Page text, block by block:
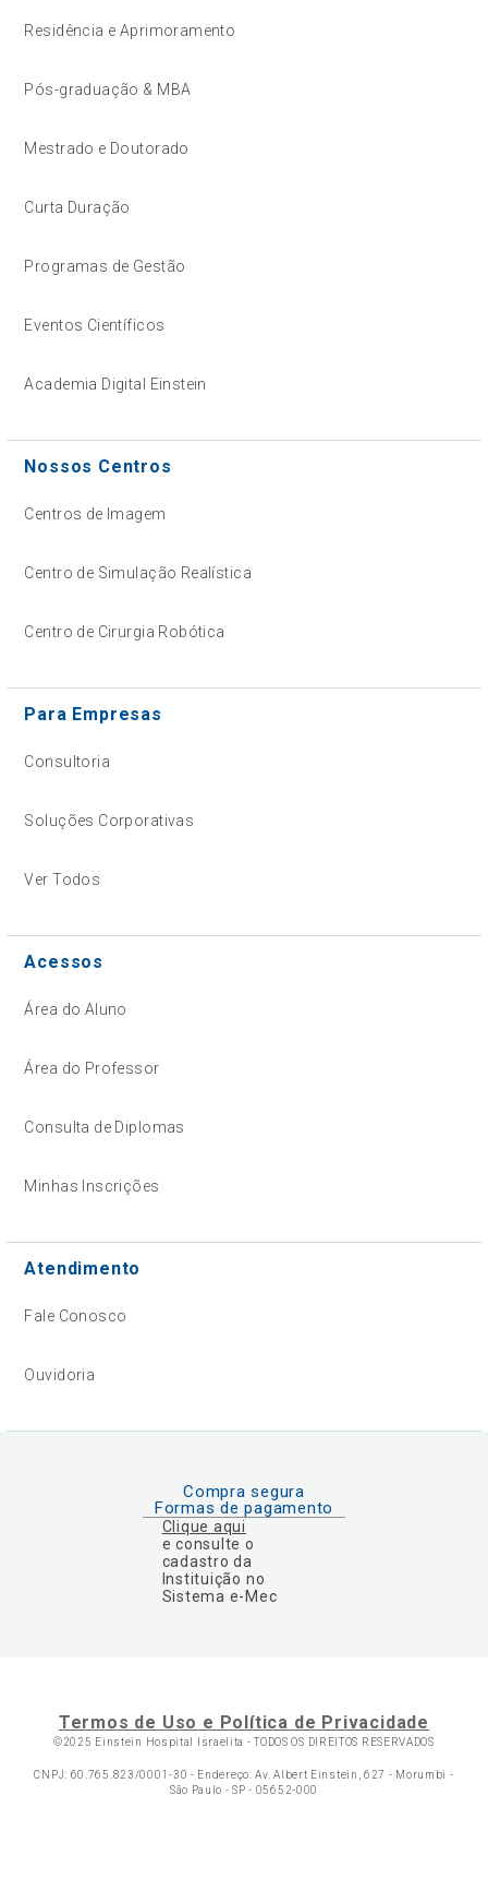
Residência e Aprimoramento
Pós-graduação & MBA
Mestrado e Doutorado
Curta Duração
Programas de Gestão
Eventos Científicos
Academia Digital Einstein
Nossos Centros
Centros de Imagem
Centro de Simulação Realística
Centro de Cirurgia Robótica
Para Empresas
Consultoria
Soluções Corporativas
Ver Todos
Acessos
Área do Aluno
Área do Professor
Consulta de Diplomas
Minhas Inscrições
Atendimento
Fale Conosco
Ouvidoria
Compra segura
Formas de pagamento
Clique aqui
e consulte o
cadastro da
Instituição no
Sistema e-Mec
Termos de Uso e Política de Privacidade
©2025 Einstein Hospital Israelita -TODOS OS DIREITOS RESERVADOS
CNPJ: 60.765.823/0001-30 - Endereço: Av. Albert Einstein, 627 - Morumbi -
São Paulo - SP - 05652-000